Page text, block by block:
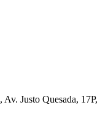
Justo Quesada, 17P,